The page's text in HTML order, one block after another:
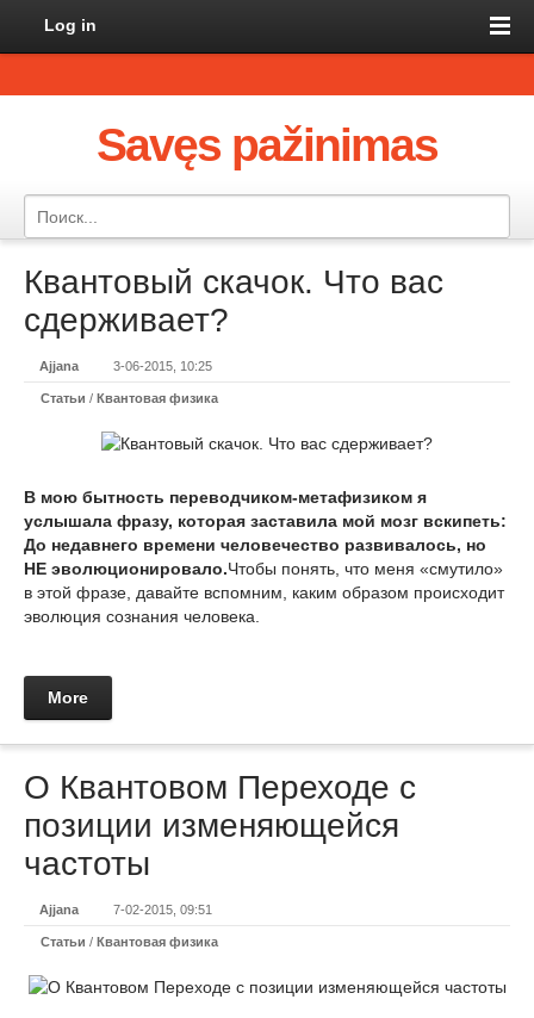
Log in
Savęs pažinimas
Квантовый скачок. Что вас
сдерживает?
Ajjana 3-06-2015, 10:25
Статьи / Квантовая физика
В мою бытность переводчиком-метафизиком я
услышала фразу, которая заставила мой мозг вскипеть:
До недавнего времени человечество развивалось, но
НЕ эволюционировало.Чтобы понять, что меня «смутило»
в этой фразе, давайте вспомним, каким образом происходит
эволюция сознания человека.
More
О Квантовом Переходе с
позиции изменяющейся
частоты
Ajjana 7-02-2015, 09:51
Статьи / Квантовая физика